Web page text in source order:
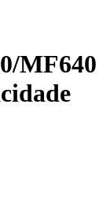
MF640